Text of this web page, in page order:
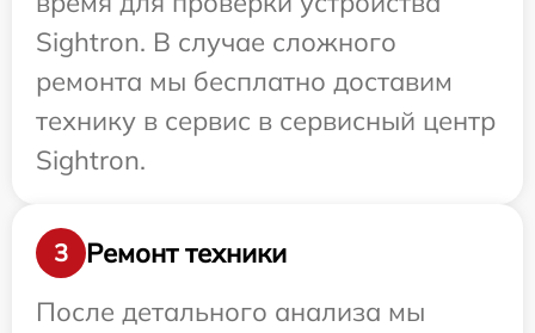
Sightron. В случае сложного
ремонта мы бесплатно доставим
технику в сервис в сервисный центр
Sightron.
3
Ремонт техники
После детального анализа мы